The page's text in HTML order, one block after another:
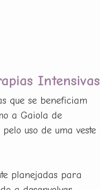
Intensivas
que se beneficiam
a Gaiola de
uso de uma veste
planejadas para